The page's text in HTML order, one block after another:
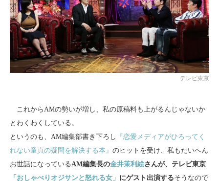
テレビ東京
これからAMの勢いが増し、私の原稿料も上がるんじゃないか
とわくわくしている。
というのも、AM編集部書き下ろし
『恋愛メディアがひろってく
れない童貞の疑問を解決する本』 のヒットを受け、私もたいへん
お世話になっている AM編集長の金井茉利絵さんが、テレビ東京
「おしゃべりオジサンと怒れる女」 にゲスト出演するそうなので